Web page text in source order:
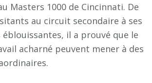
Masters 1000 de Cincinnati. De
au circuit secondaire à ses
il a prouvé que le
acharné peuvent mener à des